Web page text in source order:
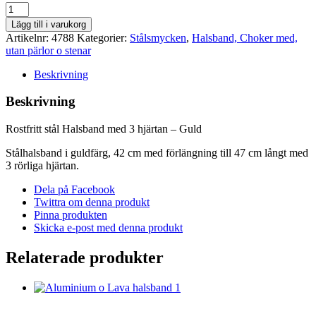
Rostfritt
stål
Halsband
med
3
hjärtan
Guld
mängd
Lägg till i varukorg
Artikelnr: 4788 Kategorier: Stålsmycken, Halsband, Choker med,
utan pärlor o stenar
Beskrivning
Beskrivning
Rostfritt stål Halsband med 3 hjärtan – Guld
Stålhalsband i guldfärg, 42 cm med förlängning till 47 cm långt med
3 rörliga hjärtan.
Dela på Facebook
Twittra om denna produkt
Pinna produkten
Skicka e-post med denna produkt
Relaterade produkter